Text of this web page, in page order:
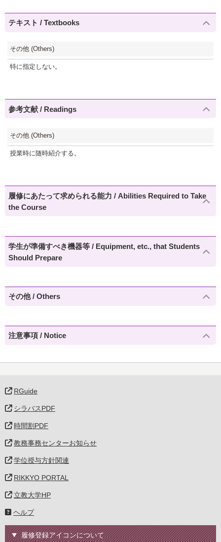
テキスト / Textbooks
その他 (Others)
特に指定しない。
参考文献 / Readings
その他 (Others)
授業時に随時紹介する。
履修にあたって求められる能力 / Abilities Required to Take
the Course
学生が準備すべき機器等 / Equipment, etc., that Students
Should Prepare
その他 / Others
注意事項 / Notice
RGuide
シラバスPDF
時間割PDF
教務事務センターお知らせ
学位授与方針関連
RIKKYO PORTAL
立教大学HP
ヘルプ
履修登録アイコンについて